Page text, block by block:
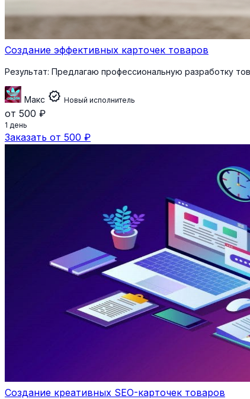
Создание эффективных карточек товаров
Результат: Предлагаю профессиональную разработку
Макс verified Новый исполнитель
от 500 ₽
1 день
Заказать от 500 ₽
Создание креативных SEO-карточек товаров